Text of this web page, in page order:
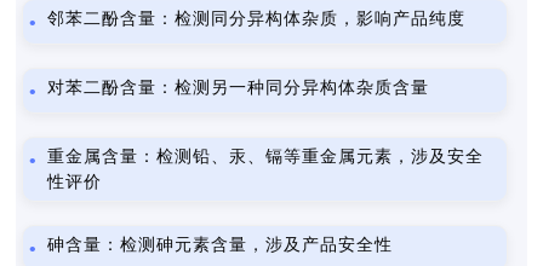
邻苯二酚含量：检测同分异构体杂质，影响产品纯度
对苯二酚含量：检测另一种同分异构体杂质含量
重金属含量：检测铅、汞、镉等重金属元素，涉及安全
性评价
砷含量：检测砷元素含量，涉及产品安全性